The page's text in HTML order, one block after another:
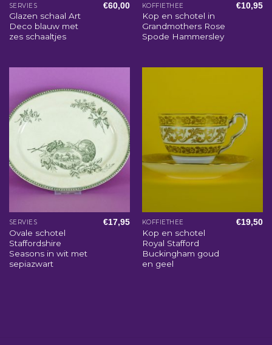
SERVIES
Glazen schaal Art
Deco blauw met
zes schaaltjes
€60,00 KOFFIETHEE
Kop en schotel in
Grandmothers Rose
Spode Hammersley
€10,95
SERVIES
Ovale schotel
Staffordshire
Seasons in wit met
sepiazwart
€17,95 KOFFIETHEE
Kop en schotel
Royal Stafford
Buckingham goud
en geel
€19,50